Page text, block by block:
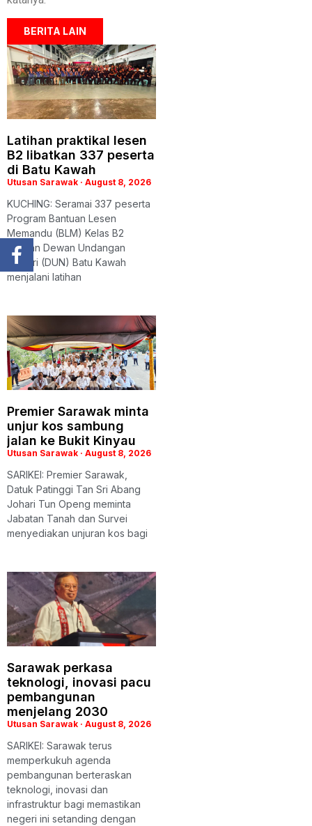
BERITA LAIN
Latihan praktikal lesen
B2 libatkan 337 peserta
di Batu Kawah
Utusan Sarawak August 8, 2026
KUCHING: Seramai 337 peserta
Program Bantuan Lesen
Memandu (BLM) Kelas B2
anjuran Dewan Undangan
Negeri (DUN) Batu Kawah
menjalani latihan
Premier Sarawak minta
unjur kos sambung
jalan ke Bukit Kinyau
Utusan Sarawak August 8, 2026
SARIKEI: Premier Sarawak,
Datuk Patinggi Tan Sri Abang
Johari Tun Openg meminta
Jabatan Tanah dan Survei
menyediakan unjuran kos bagi
Sarawak perkasa
teknologi, inovasi pacu
pembangunan
menjelang 2030
Utusan Sarawak August 8, 2026
SARIKEI: Sarawak terus
memperkukuh agenda
pembangunan berteraskan
teknologi, inovasi dan
infrastruktur bagi memastikan
negeri ini setanding dengan